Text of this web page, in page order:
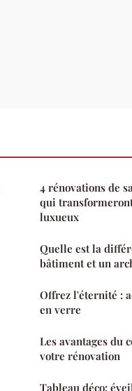
4 rénovations de
qui
luxueux
Quelle est la
bâtiment et un
Offrez l'éternité :
en verre
Les avantages du
votre rénovation
Tableau déco: